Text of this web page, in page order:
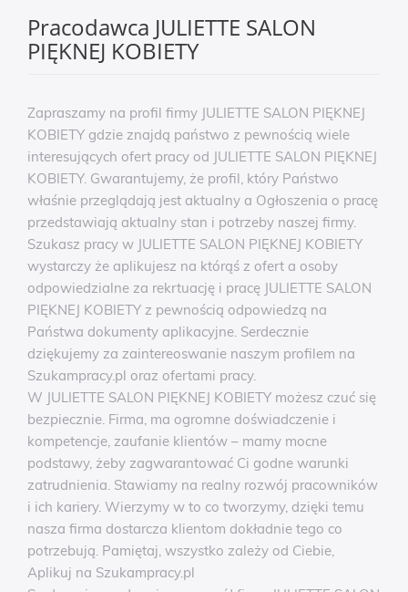
Pracodawca JULIETTE SALON
PIĘKNEJ KOBIETY
Zapraszamy na profil firmy JULIETTE SALON PIĘKNEJ
KOBIETY gdzie znajdą państwo z pewnością wiele
interesujących ofert pracy od JULIETTE SALON PIĘKNEJ
KOBIETY. Gwarantujemy, że profil, który Państwo
właśnie przeglądają jest aktualny a Ogłoszenia o pracę
przedstawiają aktualny stan i potrzeby naszej firmy.
Szukasz pracy w JULIETTE SALON PIĘKNEJ KOBIETY
wystarczy że aplikujesz na którąś z ofert a osoby
odpowiedzialne za rekrtuację i pracę JULIETTE SALON
PIĘKNEJ KOBIETY z pewnością odpowiedzą na
Państwa dokumenty aplikacyjne. Serdecznie
dziękujemy za zaintereoswanie naszym profilem na
Szukampracy.pl oraz ofertami pracy.
W JULIETTE SALON PIĘKNEJ KOBIETY możesz czuć się
bezpiecznie. Firma, ma ogromne doświadczenie i
kompetencje, zaufanie klientów – mamy mocne
podstawy, żeby zagwarantować Ci godne warunki
zatrudnienia. Stawiamy na realny rozwój pracowników
i ich kariery. Wierzymy w to co tworzymy, dzięki temu
nasza firma dostarcza klientom dokładnie tego co
potrzebują. Pamiętaj, wszystko zależy od Ciebie,
Aplikuj na Szukampracy.pl